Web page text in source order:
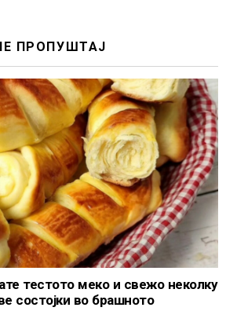
ПРОПУШТАЈ
тестото меко и свежо неколку
состојки во брашното